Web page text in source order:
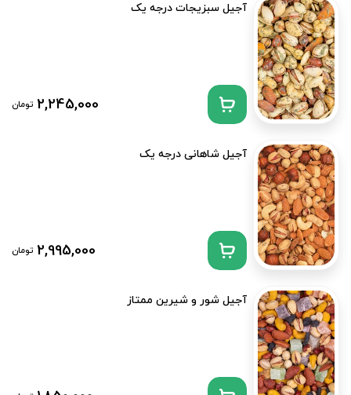
آجیل سبزیجات درجه یک
2,245,000 تومان
آجیل شاهانی درجه یک
2,995,000 تومان
آجیل شور و شیرین ممتاز